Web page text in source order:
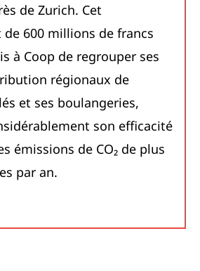
de Zurich. Cet
600 millions de francs
à Coop de regrouper ses
régionaux de
et ses boulangeries,
son efficacité
émissions de CO₂ de plus
par an.